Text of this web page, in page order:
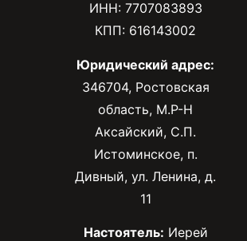
ИНН: 7707083893
КПП: 616143002
Юридический адрес:
346704, Ростовская
область, М.Р-Н
Аксайский, С.П.
Истоминское, п.
Дивный, ул. Ленина, д.
11
Настоятель: Иерей